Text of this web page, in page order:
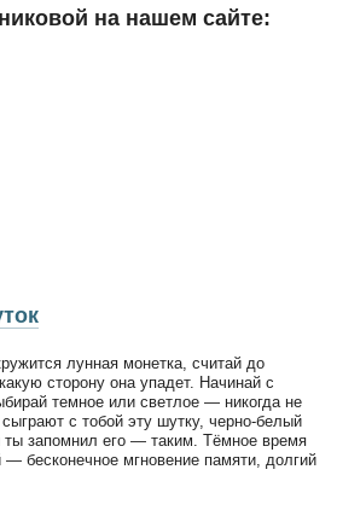
на нашем сайте:
лунная монетка, считай до
сторону она упадет. Начинай с
темное или светлое — никогда не
с тобой эту шутку, черно-белый
ты запомнил его — таким. Тёмное время
бесконечное мгновение памяти, долгий